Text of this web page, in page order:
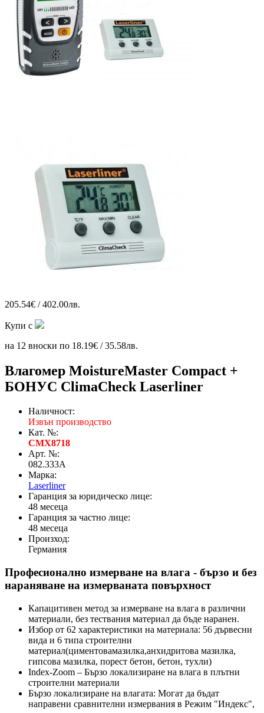
205.54€ / 402.00лв.
Купи с
на 12 вноски по 18.19€ / 35.58лв.
Влагомер MoistureMaster Compact +
БОНУС ClimaCheck Laserliner
Наличност:
Извън производство
Кат. №:
CMX8718
Арт. №:
082.333A
Марка:
Laserliner
Гаранция за юридическо лице:
48 месеца
Гаранция за частно лице:
48 месеца
Произход:
Германия
Професионално измерване на влага - бързо и без
нараняване на измерваната повърхност
Капацитивен метод за измерване на влага в различни
материали, без тествания материал да бъде наранен.
Избор от 62 характеристики на материала: 56 дървесни
вида и 6 типа строителни
материал(циментовамазилка,анхидритова мазилка,
гипсова мазилка, порест бетон, бетон, тухли)
Index-Zoom – Бързо локализиране на влага в плътни
строителни материали
Бързо локализиране на влагата: Могат да бъдат
направени сравнителни измервания в Режим "Индекс",